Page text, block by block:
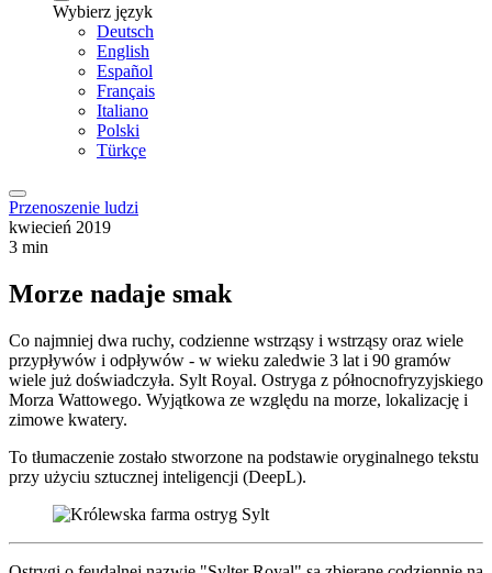
Wybierz język
Deutsch
English
Español
Français
Italiano
Polski
Türkçe
Przenoszenie ludzi
kwiecień 2019
3 min
Morze nadaje smak
Co najmniej dwa ruchy, codzienne wstrząsy i wstrząsy oraz wiele
przypływów i odpływów - w wieku zaledwie 3 lat i 90 gramów
wiele już doświadczyła. Sylt Royal. Ostryga z północnofryzyjskiego
Morza Wattowego. Wyjątkowa ze względu na morze, lokalizację i
zimowe kwatery.
To tłumaczenie zostało stworzone na podstawie oryginalnego tekstu
przy użyciu sztucznej inteligencji (DeepL).